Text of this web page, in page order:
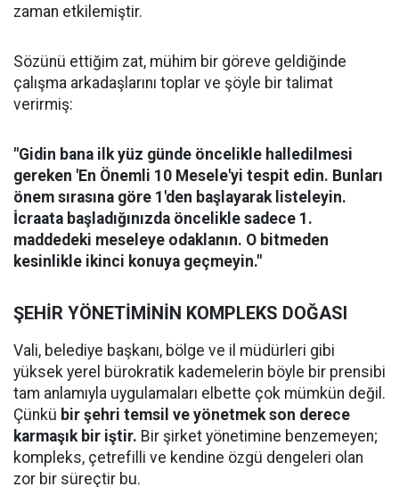
zaman etkilemiştir.
​Sözünü ettiğim zat, mühim bir göreve geldiğinde
çalışma arkadaşlarını toplar ve şöyle bir talimat
verirmiş:
"Gidin bana ilk yüz günde öncelikle halledilmesi
gereken 'En Önemli 10 Mesele'yi tespit edin. Bunları
önem sırasına göre 1'den başlayarak listeleyin.
İcraata başladığınızda öncelikle sadece 1.
maddedeki meseleye odaklanın. O bitmeden
kesinlikle ikinci konuya geçmeyin."
​ŞEHİR YÖNETİMİNİN KOMPLEKS DOĞASI
​Vali, belediye başkanı, bölge ve il müdürleri gibi
yüksek yerel bürokratik kademelerin böyle bir prensibi
tam anlamıyla uygulamaları elbette çok mümkün değil.
Çünkü bir şehri temsil ve yönetmek son derece
karmaşık bir iştir. Bir şirket yönetimine benzemeyen;
kompleks, çetrefilli ve kendine özgü dengeleri olan
zor bir süreçtir bu.